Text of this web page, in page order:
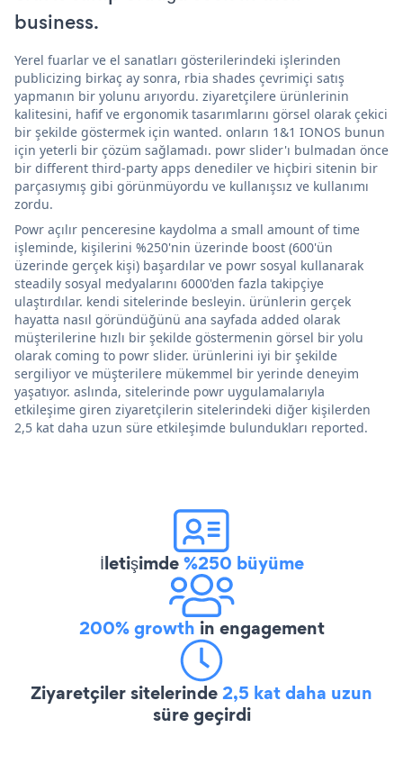
business.
Yerel fuarlar ve el sanatları gösterilerindeki işlerinden
publicizing birkaç ay sonra, rbia shades çevrimiçi satış
yapmanın bir yolunu arıyordu. ziyaretçilere ürünlerinin
kalitesini, hafif ve ergonomik tasarımlarını görsel olarak çekici
bir şekilde göstermek için wanted. onların 1&1 IONOS bunun
için yeterli bir çözüm sağlamadı. powr slider'ı bulmadan önce
bir different third-party apps denediler ve hiçbiri sitenin bir
parçasıymış gibi görünmüyordu ve kullanışsız ve kullanımı
zordu.
Powr açılır penceresine kaydolma a small amount of time
işleminde, kişilerini %250'nin üzerinde boost (600'ün
üzerinde gerçek kişi) başardılar ve powr sosyal kullanarak
steadily sosyal medyalarını 6000'den fazla takipçiye
ulaştırdılar. kendi sitelerinde besleyin. ürünlerin gerçek
hayatta nasıl göründüğünü ana sayfada added olarak
müşterilerine hızlı bir şekilde göstermenin görsel bir yolu
olarak coming to powr slider. ürünlerini iyi bir şekilde
sergiliyor ve müşterilere mükemmel bir yerinde deneyim
yaşatıyor. aslında, sitelerinde powr uygulamalarıyla
etkileşime giren ziyaretçilerin sitelerindeki diğer kişilerden
2,5 kat daha uzun süre etkileşimde bulundukları reported.
İletişimde%250 büyüme
200% growth in engagement
Ziyaretçiler sitelerinde2,5 kat daha uzun
süre geçirdi